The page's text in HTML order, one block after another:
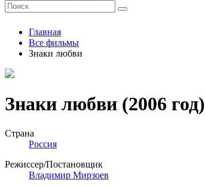
Главная
Все фильмы
Знаки любви
Знаки любви (2006 год)
Страна
Россия
Режиссер/Постановщик
Владимир Мирзоев